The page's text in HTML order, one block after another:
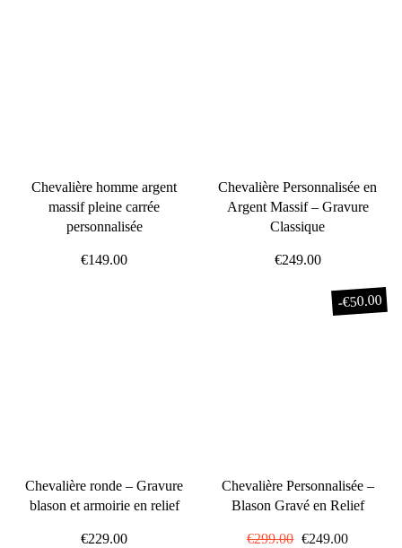
Chevalière homme argent
massif pleine carrée
personnalisée
€149.00
Chevalière Personnalisée en
Argent Massif – Gravure
Classique
€249.00
Chevalière ronde – Gravure
blason et armoirie en relief
€229.00
-€50.00
Chevalière Personnalisée –
Blason Gravé en Relief
Prix
€299.00 Prix
€249.00